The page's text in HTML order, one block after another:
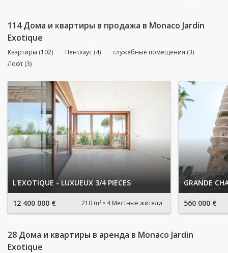
114 Дома и квартиры в продажа в Monaco Jardin
Exotique
Квартиры (102) Пентхаус (4)
служебные помещения (3)
Лофт (3)
L'EXOTIQUE - LUXUEUX 3/4 PIECES
12 400 000 € 210 m² 4 Местные жители
GRANDE
560 000 €
28 Дома и квартиры в аренда в Monaco Jardin
Exotique